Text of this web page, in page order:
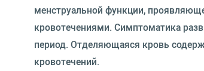
менструальной функции,
кровотечениями. Симптоматика
период. Отделяющаяся кровь
кровотечений.